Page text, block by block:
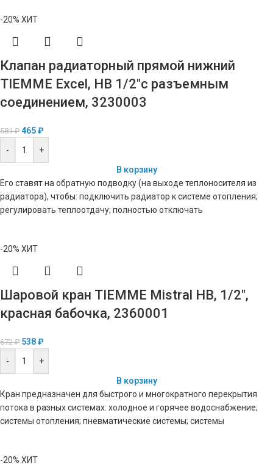
-20% ХИТ
Клапан радиаторный прямой нижний
TIEMME Excel, НВ 1/2″с разъемным
соединением, 3230003
581₽ 465₽
-
+
В корзину
Его ставят на обратную подводку (на выходе теплоносителя из
радиатора), чтобы: подключить радиатор к системе отопления;
регулировать теплоотдачу; полностью отключать
-20% ХИТ
Шаровой кран TIEMME Mistral НВ, 1/2″,
красная бабочка, 2360001
672₽ 538₽
-
+
В корзину
Кран предназначен для быстрого и многократного перекрытия
потока в разных системах: холодное и горячее водоснабжение;
системы отопления; пневматические системы; системы
-20% ХИТ